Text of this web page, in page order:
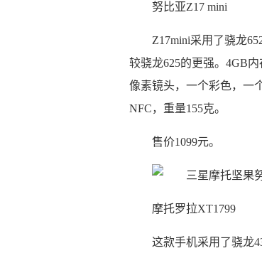
努比亚Z17 mini
Z17mini采用了骁龙
较骁龙625的更强。4GB
像素镜头，一个彩色，一
NFC，重量155克。
售价1099元。
摩托罗拉XT1799
这款手机采用了骁龙